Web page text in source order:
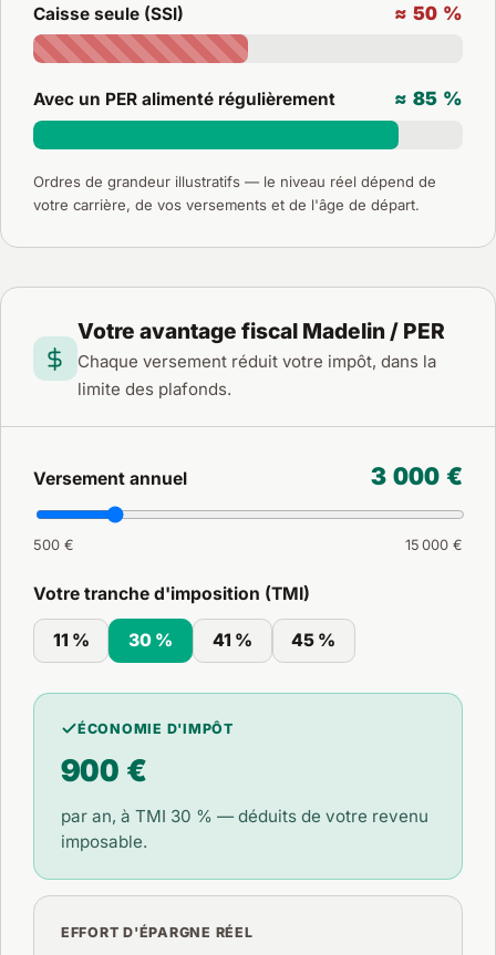
Caisse seule (SSI) ≈ 50 %
Avec un PER alimenté régulièrement ≈ 85 %
Ordres de grandeur illustratifs — le niveau réel dépend de
votre carrière, de vos versements et de l'âge de départ.
Votre avantage fiscal Madelin / PER
Chaque versement réduit votre impôt, dans la
limite des plafonds.
Versement annuel 3 000 €
500 € 15 000 €
Votre tranche d'imposition (TMI)
11 % 30 % 41 % 45 %
ÉCONOMIE D'IMPÔT
900 €
par an, à TMI 30 % — déduits de votre revenu
imposable.
EFFORT D'ÉPARGNE RÉEL